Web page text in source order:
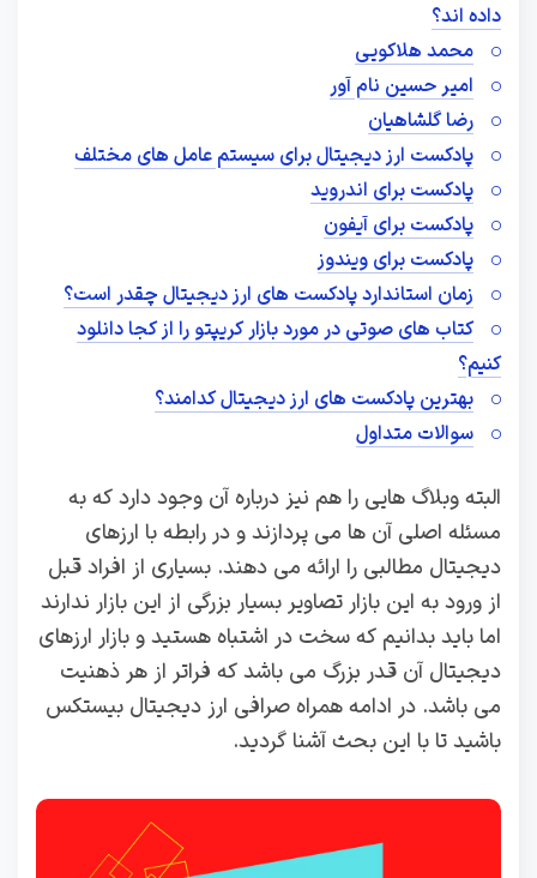
داده اند؟
محمد هلاکویی
امیر حسین نام آور
رضا گلشاهیان
پادکست ارز دیجیتال برای سیستم عامل های مختلف
پادکست برای اندروید
پادکست برای آیفون
پادکست برای ویندوز
زمان استاندارد پادکست های ارز دیجیتال چقدر است؟
کتاب های صوتی در مورد بازار کریپتو را از کجا دانلود
کنیم؟
بهترین پادکست های ارز دیجیتال کدامند؟
سوالات متداول
البته وبلاگ هایی را هم نیز درباره آن وجود دارد که به
مسئله اصلی آن ها می پردازند و در رابطه با ارزهای
دیجیتال مطالبی را ارائه می دهند. بسیاری از افراد قبل
از ورود به این بازار تصاویر بسیار بزرگی از این بازار ندارند
اما باید بدانیم که سخت در اشتباه هستید و بازار ارزهای
دیجیتال آن قدر بزرگ می باشد که فراتر از هر ذهنیت
می باشد. در ادامه همراه صرافی ارز دیجیتال بیستکس
باشید تا با این بحث آشنا گردید.